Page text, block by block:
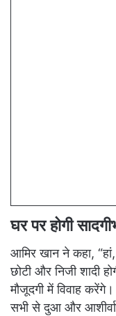
घर पर होगी
आमिर खान ने कहा,
छोटी और निजी शादी
मौजूदगी में विवाह
सभी से दुआ और